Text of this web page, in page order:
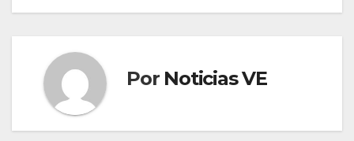
Por Noticias VE